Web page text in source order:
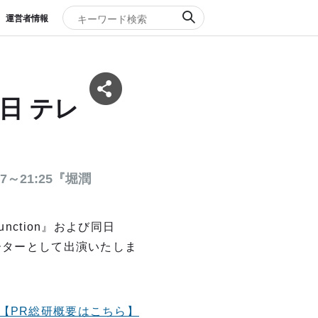
運営者情報
テレ
～21:25『堀潤
』および同日
ーとして出演いたしま
【PR総研概要はこちら】